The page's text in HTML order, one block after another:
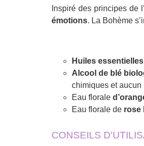
Inspiré des principes de
émotions. La Bohème
Huiles
Alcool de blé
chimiques et aucun
Eau florale
Eau florale de rose
CONSEILS